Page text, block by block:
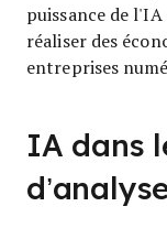
puissance de
réaliser des
entreprises
IA dans